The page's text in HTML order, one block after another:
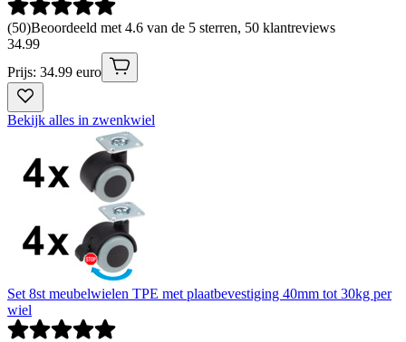
(50)Beoordeeld met 4.6 van de 5 sterren, 50 klantreviews
34.99
Prijs: 34.99 euro
Bekijk alles in zwenkwiel
Set 8st meubelwielen TPE met plaatbevestiging 40mm tot 30kg per
wiel